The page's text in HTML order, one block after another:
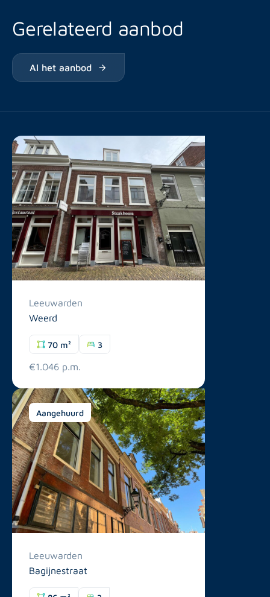
Gerelateerd aanbod
Al het aanbod
Leeuwarden
Weerd
70 m² 3
€1.046 p.m.
Aangehuurd
Leeuwarden
Bagijnestraat